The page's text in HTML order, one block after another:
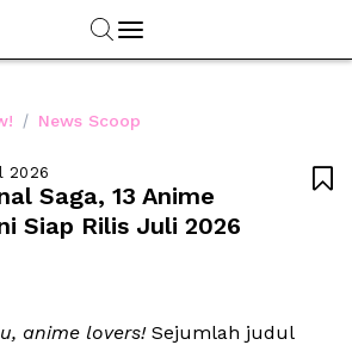
/ News Scoop
2026
Saga, 13 Anime
Siap Rilis Juli 2026

anime lovers!
Sejumlah judul